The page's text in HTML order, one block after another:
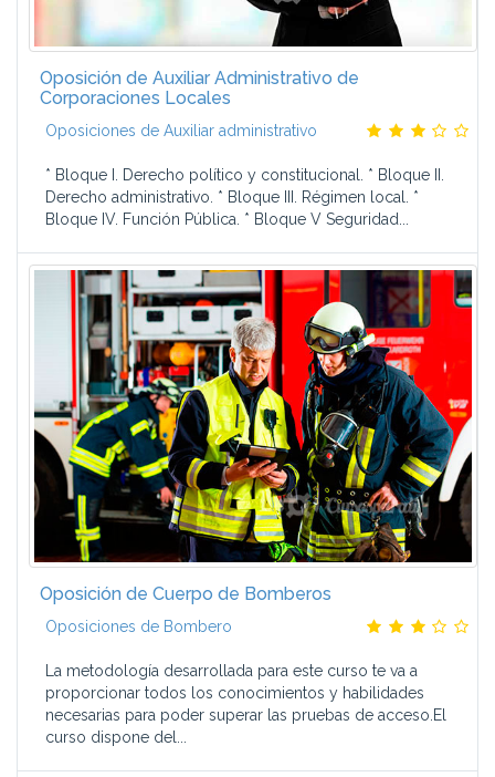
Oposición de Auxiliar Administrativo de
Corporaciones Locales
Oposiciones de Auxiliar administrativo
* Bloque I. Derecho político y constitucional. * Bloque II.
Derecho administrativo. * Bloque III. Régimen local. *
Bloque IV. Función Pública. * Bloque V Seguridad...
Oposición de Cuerpo de Bomberos
Oposiciones de Bombero
La metodología desarrollada para este curso te va a
proporcionar todos los conocimientos y habilidades
necesarias para poder superar las pruebas de acceso.El
curso dispone del...